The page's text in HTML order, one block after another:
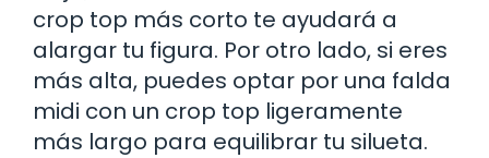
crop top más corto te ayudará a
alargar tu figura. Por otro lado, si eres
más alta, puedes optar por una falda
midi con un crop top ligeramente
más largo para equilibrar tu silueta.